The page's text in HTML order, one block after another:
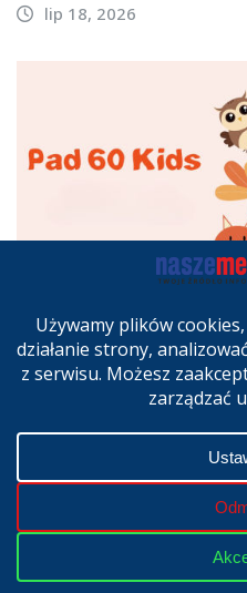
lip 18, 2026
TECHNOLOGIA ZAKUPY
Nowy Oscal Pad
stworzony z
spokoju rodziców
lip 11, 2026